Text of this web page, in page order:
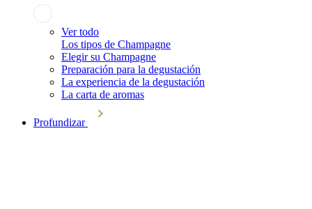
Ver todo
Los tipos de Champagne
Elegir su Champagne
Preparación para la degustación
La experiencia de la degustación
La carta de aromas
Profundizar